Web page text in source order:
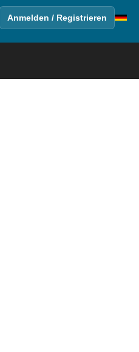
Anmelden / Registrieren